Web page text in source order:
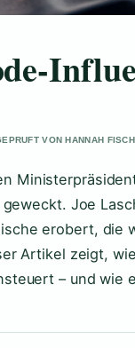
VON HANNAH
Joe
erobert, die
Artikel zeigt,
– und wie